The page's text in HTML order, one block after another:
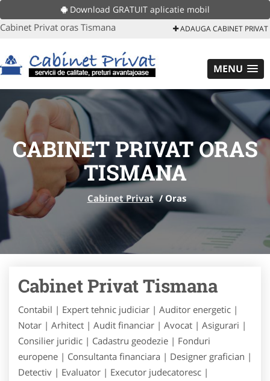
Download GRATUIT aplicatie mobil
Cabinet Privat oras Tismana ADAUGA CABINET PRIVAT
MENU
CABINET PRIVAT ORAS
TISMANA
Cabinet Privat /Oras
Cabinet Privat Tismana
Contabil | Expert tehnic judiciar | Auditor energetic |
Notar | Arhitect | Audit financiar | Avocat | Asigurari |
Consilier juridic | Cadastru geodezie | Fonduri
europene | Consultanta financiara | Designer grafician |
Detectiv | Evaluator | Executor judecatoresc |